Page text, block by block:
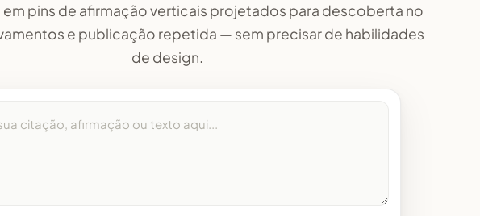
em pins de afirmação verticais projetados para descoberta no
e publicação repetida — sem precisar de habilidades
de design.